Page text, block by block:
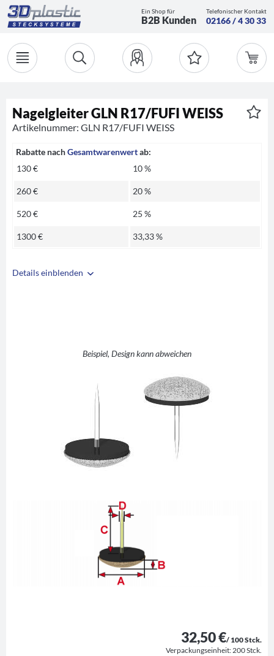
Ein Shop für
B2B Kunden
Telefonischer Kontakt
02166 / 4 30 33
Details einblenden
Beispiel, Design kann abweichen
Nagelgleiter GLN R17/FUFI WEISS
Artikelnummer: GLN R17/FUFI WEISS
Rabatte nachGesamtwarenwertab:
130 €
10 %
260 € 20 %
520 € 25 %
1300 € 33,33 %
32,50 €/ 100 Stck.
Verpackungseinheit: 200 Stck.